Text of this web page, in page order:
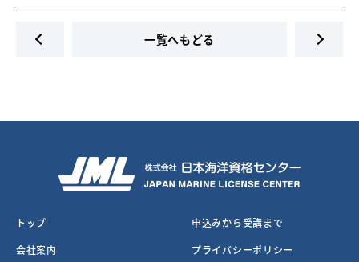
一覧へもどる
トップ
会社案内
申込みから受講まで
プライバシーポリシー